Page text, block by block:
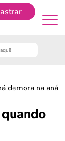
demora na